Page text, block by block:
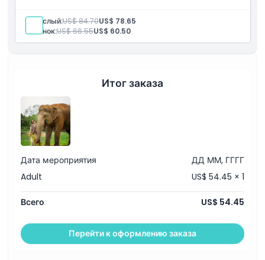
Взрослый:US$ 84.70US$ 78.65
Ребенок:US$ 66.55US$ 60.50
Итог заказа
Дата мероприятия
ДД ММ, ГГГГ
Adult
US$ 54.45 × 1
Всего US$ 54.45
Перейти к оформлению заказа